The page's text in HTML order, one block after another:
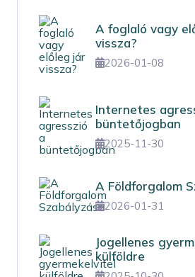
A foglaló vagy
vissza?
2026-01-08
Internetes
büntetőjogban
2025-11-30
A Földforgalom
2026-01-31
Jogellenes
külföldre